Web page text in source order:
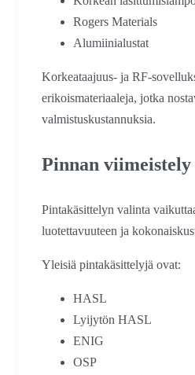
Rogers Materials
Alumiinialustat
Korkeataajuus- ja RF-
erikoismateriaaleja, jotka
valmistuskustannuksia.
Pinnan viimeistely
Pintakäsittelyn valinta
luotettavuuteen ja
Yleisiä pintakäsittelyjä ovat:
HASL
Lyijytön HASL
ENIG
OSP